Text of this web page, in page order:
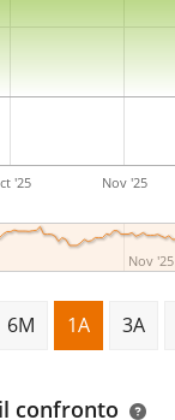
'25 Nov '25
Nov '25
6M 1A 3A
confronto